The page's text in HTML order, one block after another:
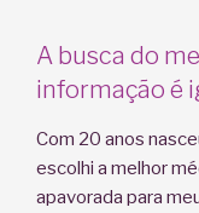
A busca do
informação é
Com 20 anos
escolhi a melhor
apavorada para